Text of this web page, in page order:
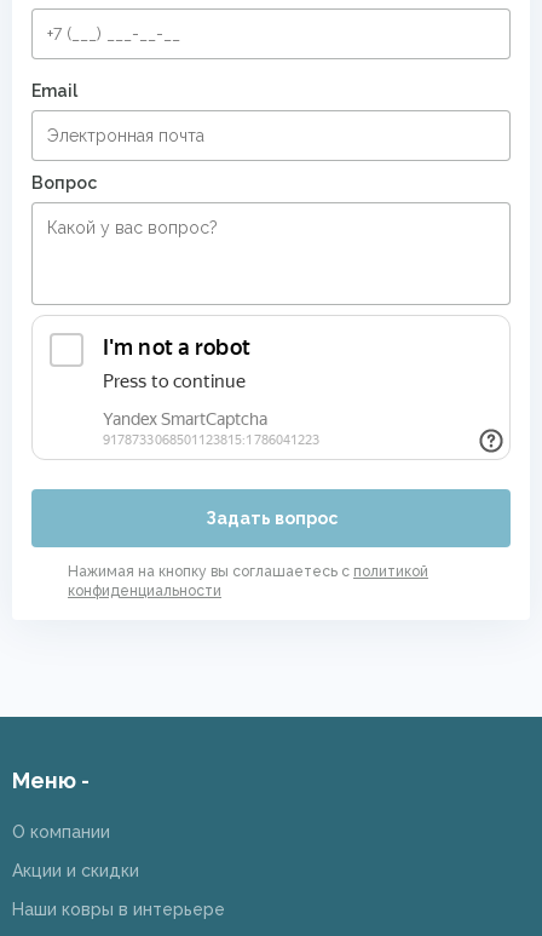
Ковровые дорожки шириной 120 см
Большие ковры в прихожую
Email
Вопрос
Задать вопрос
Нажимая на кнопку вы соглашаетесь с политикой
конфиденциальности
Меню -
О компании
Акции и скидки
Наши ковры в интерьере